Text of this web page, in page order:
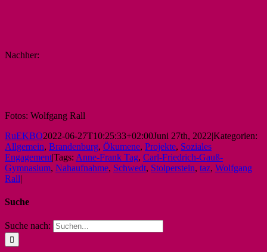
Nachher:
Fotos: Wolfgang Rall
RuEKBO2022-06-27T10:25:33+02:00Juni 27th, 2022|Kategorien:
Allgemein, Brandenburg, Ökumene, Projekte, Soziales
Engagement|Tags: Anne-Frank Tag, Carl-Friedrich-Gauß-
Gymnasium, Nahaufnahme, Schwedt, Stolperstein, taz, Wolfgang
Rall|
Suche
Suche nach: